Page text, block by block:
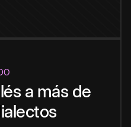
a más de